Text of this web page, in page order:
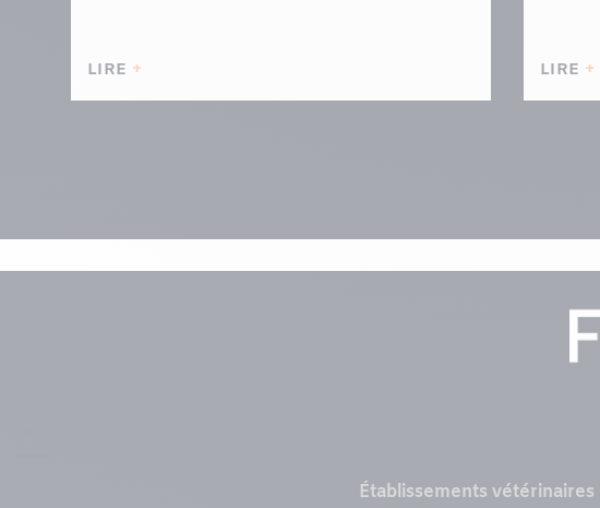
LIRE LIRE
Établissements vétérinaires